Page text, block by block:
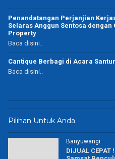
Penandatangan Perjanjian
Selaras Anggun Sentosa dengan
Property
Baca disini..
Cantique Berbagi di Acara
Baca disini..
Pilihan Untuk Anda
Banyuwangi
DIJUAL